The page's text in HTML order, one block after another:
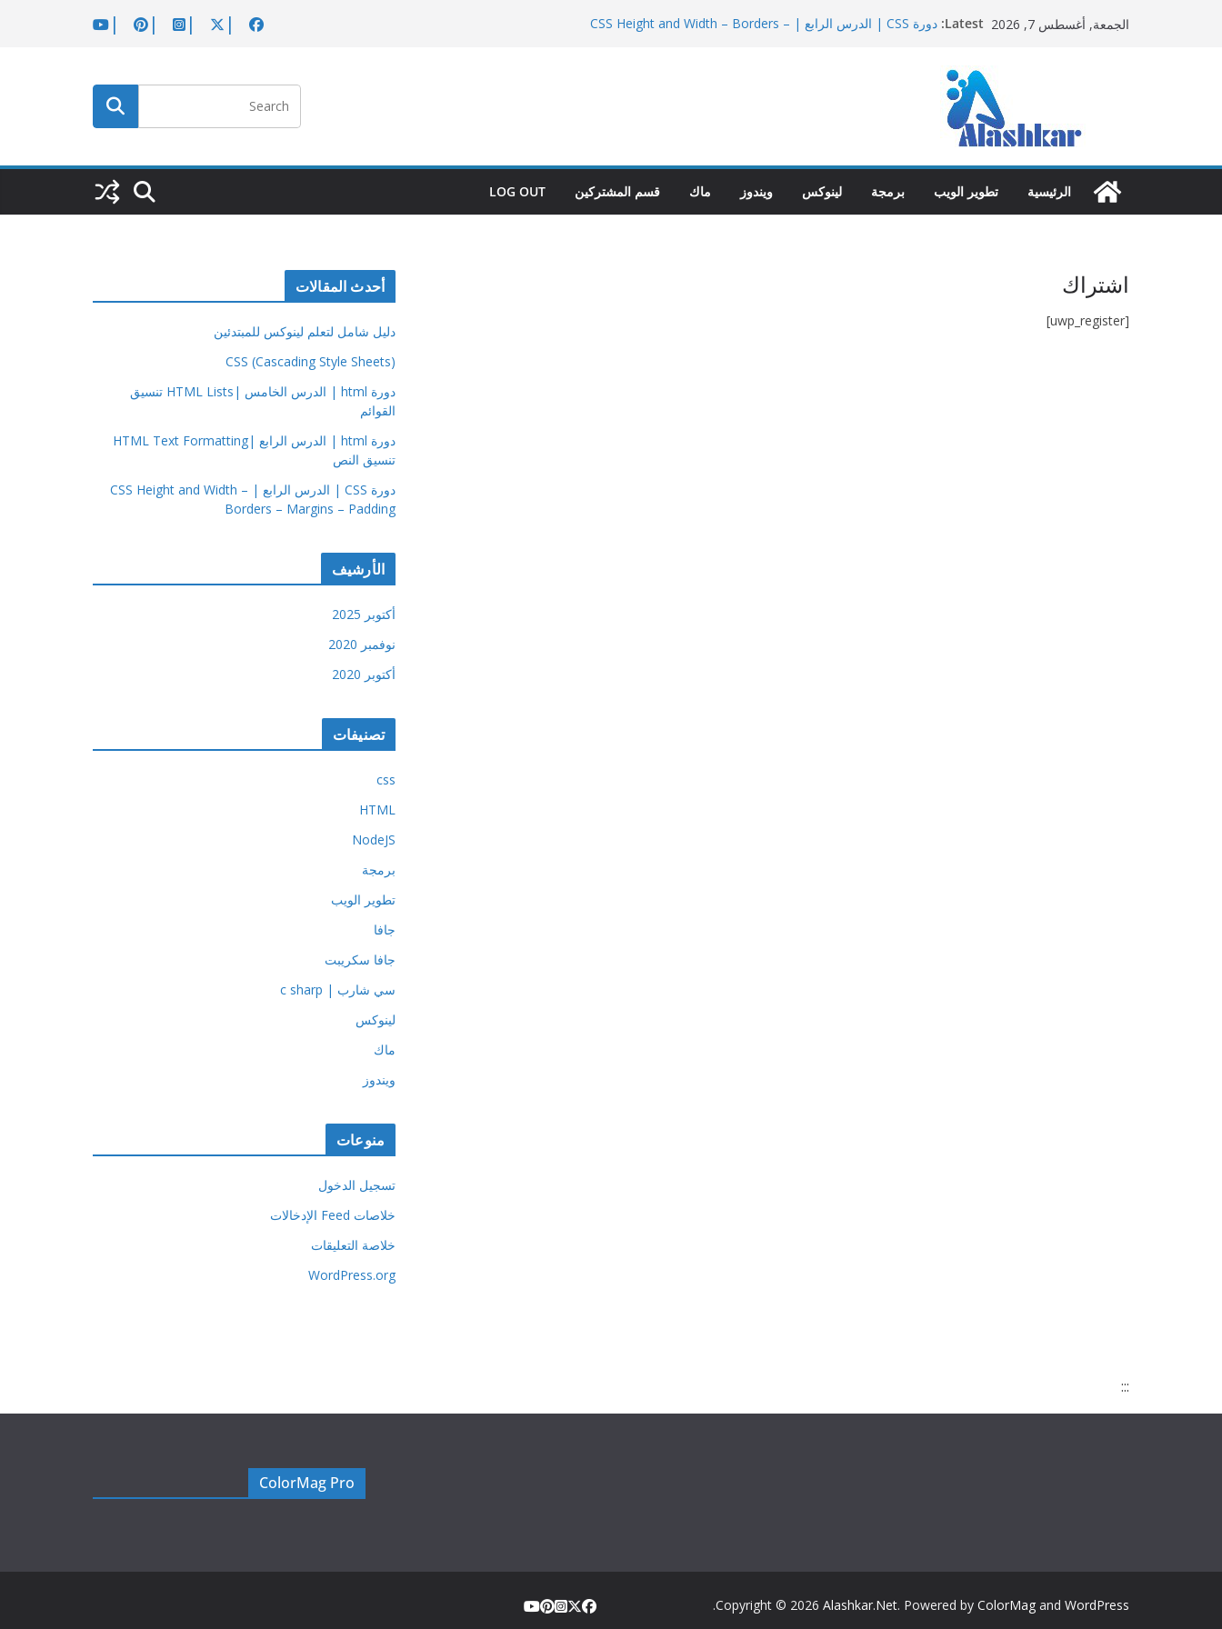
الجمعة, أغسطس 7, 2026 Latest:
دورة CSS | الدرس الرابع | CSS Height and Width – Borders –
الرئيسية تطوير الويب برمجة لينوكس ويندوز ماك قسم المشتركين LOG OUT
اشتراك
[uwp_register]
أحدث المقالات
دليل شامل لتعلم لينوكس للمبتدئين
CSS (Cascading Style Sheets)
دورة html | الدرس الخامس |HTML Lists تنسيق
القوائم
دورة html | الدرس الرابع |HTML Text Formatting
تنسيق النص
دورة CSS | الدرس الرابع | CSS Height and Width –
Borders – Margins – Padding
الأرشيف
أكتوبر 2025
نوفمبر 2020
أكتوبر 2020
تصنيفات
css
HTML
NodeJS
برمجة
تطوير الويب
جافا
جافا سكريبت
سي شارب | c sharp
لينوكس
ماك
ويندوز
منوعات
تسجيل الدخول
خلاصات Feed الإدخالات
خلاصة التعليقات
WordPress.org
:::
ColorMag Pro
Copyright © 2026 Alashkar.Net. Powered by ColorMag and WordPress
.